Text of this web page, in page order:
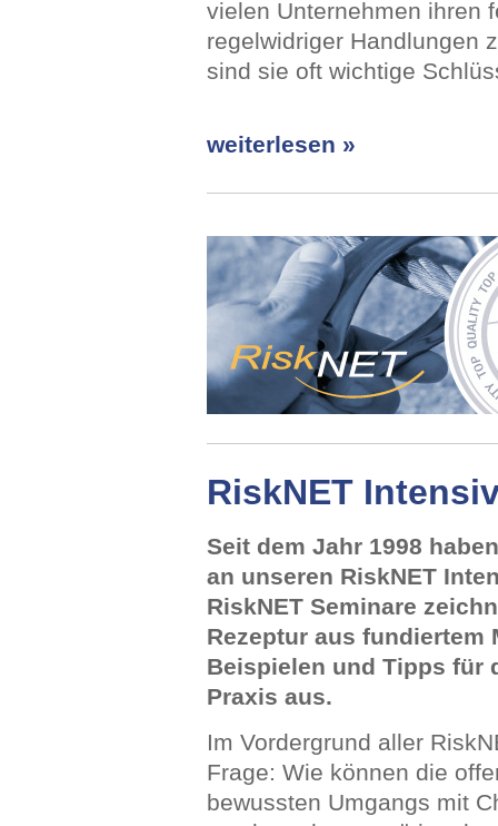
vielen Unternehmen ihren
regelwidriger Handlungen
sind sie oft wichtige
weiterlesen »
RiskNET
Seit dem Jahr 1998
an unseren RiskNET
RiskNET Seminare
Rezeptur aus fundiertem
Beispielen und Tipps für
Praxis aus.
Im Vordergrund aller
Frage: Wie können die
bewussten Umgangs mit